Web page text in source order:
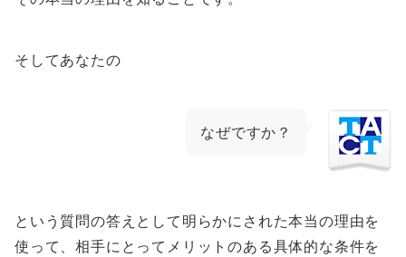
そしてあなたの
なぜですか？
という質問の答えとして明らかにされた本当の理由を
使って、相手にとってメリットのある具体的な条件を